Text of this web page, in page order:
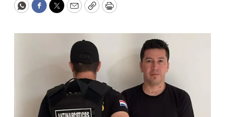
WhatsApp
Facebook
Twitter
EmailCopyPrint